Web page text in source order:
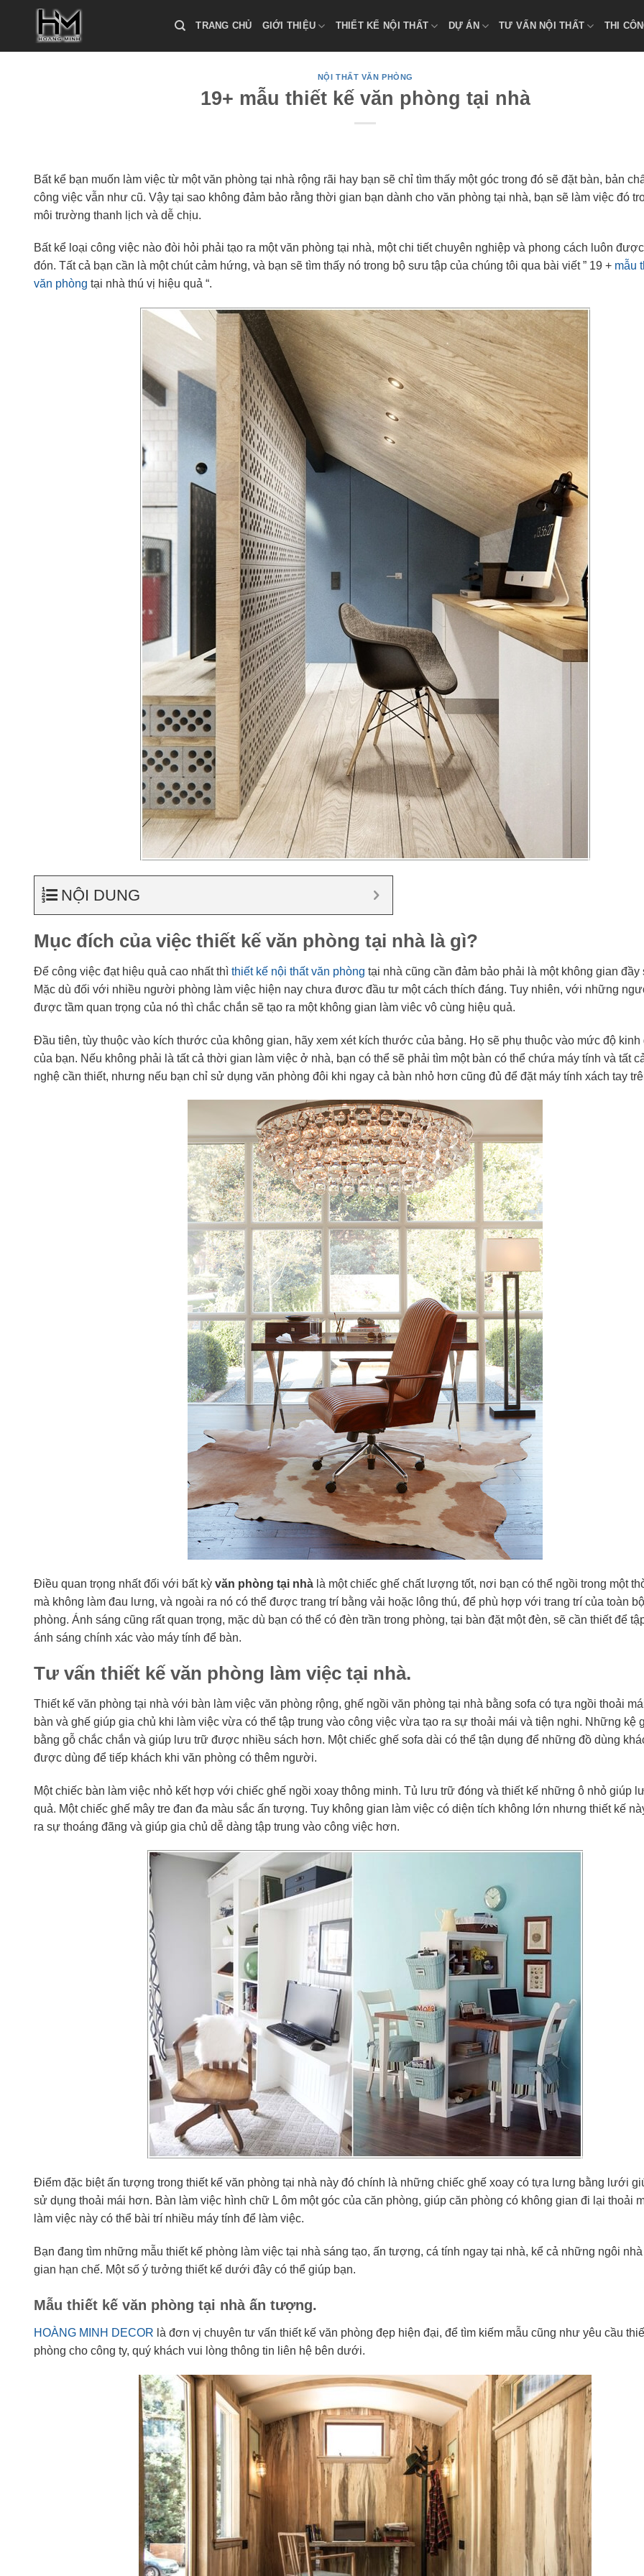
TRANG CHỦ GIỚI THIỆU THIẾT KẾ NỘI THẤT DỰ ÁN TƯ VẤN NỘI THẤT THI
NỘI THẤT VĂN PHÒNG
19+ mẫu thiết kế văn phòng tại nhà
Bất kể bạn muốn làm việc từ một văn phòng tại nhà rộng rãi hay bạn sẽ chỉ tìm thấy một góc trong đó sẽ đặt bàn, bản
công việc vẫn như cũ. Vậy tại sao không đảm bảo rằng thời gian bạn dành cho văn phòng tại nhà, bạn sẽ làm việc đó
môi trường thanh lịch và dễ chịu.
Bất kể loại công việc nào đòi hỏi phải tạo ra một văn phòng tại nhà, một chi tiết chuyên nghiệp và phong cách luôn
đón. Tất cả bạn cần là một chút cảm hứng, và bạn sẽ tìm thấy nó trong bộ sưu tập của chúng tôi qua bài viết ” 19 + mẫu
văn phòng tại nhà thú vị hiệu quả “.
NỘI DUNG
Mục đích của việc thiết kế văn phòng tại nhà là gì?
Để công việc đạt hiệu quả cao nhất thì thiết kế nội thất văn phòng tại nhà cũng cần đảm bảo phải là một không gian đầy
Mặc dù đối với nhiều người phòng làm việc hiện nay chưa đươc đầu tư một cách thích đáng. Tuy nhiên, với những
được tầm quan trọng của nó thì chắc chắn sẽ tạo ra một không gian làm viêc vô cùng hiệu quả.
Đầu tiên, tùy thuộc vào kích thước của không gian, hãy xem xét kích thước của bảng. Họ sẽ phụ thuộc vào mức độ kinh
của bạn. Nếu không phải là tất cả thời gian làm việc ở nhà, bạn có thể sẽ phải tìm một bàn có thể chứa máy tính và tất
nghệ cần thiết, nhưng nếu bạn chỉ sử dụng văn phòng đôi khi ngay cả bàn nhỏ hơn cũng đủ để đặt máy tính xách tay
Điều quan trọng nhất đối với bất kỳ văn phòng tại nhà là một chiếc ghế chất lượng tốt, nơi bạn có thể ngồi trong một
mà không làm đau lưng, và ngoài ra nó có thể được trang trí bằng vải hoặc lông thú, để phù hợp với trang trí của toàn
phòng. Ánh sáng cũng rất quan trọng, mặc dù bạn có thể có đèn trần trong phòng, tại bàn đặt một đèn, sẽ cần thiết để
ánh sáng chính xác vào máy tính để bàn.
Tư vấn thiết kế văn phòng làm việc tại nhà.
Thiết kế văn phòng tại nhà với bàn làm việc văn phòng rộng, ghế ngồi văn phòng tại nhà bằng sofa có tựa ngồi thoải
bàn và ghế giúp gia chủ khi làm việc vừa có thể tập trung vào công việc vừa tạo ra sự thoải mái và tiện nghi. Những kệ
bằng gỗ chắc chắn và giúp lưu trữ được nhiều sách hơn. Một chiếc ghế sofa dài có thể tận dụng để những đồ dùng
được dùng để tiếp khách khi văn phòng có thêm người.
Một chiếc bàn làm việc nhỏ kết hợp với chiếc ghế ngồi xoay thông minh. Tủ lưu trữ đóng và thiết kế những ô nhỏ giúp
quả. Một chiếc ghế mây tre đan đa màu sắc ấn tượng. Tuy không gian làm việc có diện tích không lớn nhưng thiết kế
ra sự thoáng đãng và giúp gia chủ dễ dàng tập trung vào công việc hơn.
Điểm đặc biệt ấn tượng trong thiết kế văn phòng tại nhà này đó chính là những chiếc ghế xoay có tựa lưng bằng lưới
sử dụng thoải mái hơn. Bàn làm việc hình chữ L ôm một góc của căn phòng, giúp căn phòng có không gian đi lại thoải
làm việc này có thể bài trí nhiều máy tính để làm việc.
Bạn đang tìm những mẫu thiết kế phòng làm việc tại nhà sáng tạo, ấn tượng, cá tính ngay tại nhà, kể cả những ngôi
gian hạn chế. Một số ý tưởng thiết kế dưới đây có thể giúp bạn.
Mẫu thiết kế văn phòng tại nhà ấn tượng.
HOÀNG MINH DECOR là đơn vị chuyên tư vấn thiết kế văn phòng đẹp hiện đại, để tìm kiếm mẫu cũng như yêu cầu
phòng cho công ty, quý khách vui lòng thông tin liên hệ bên dưới.